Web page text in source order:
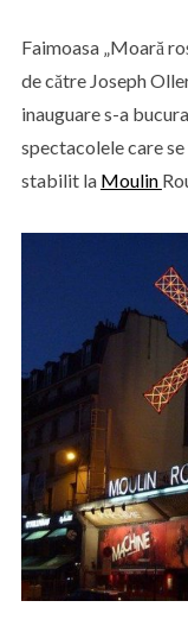
Faimoasa „Moară
de către Joseph
inauguare s-a
spectacolele care
stabilit la Moulin